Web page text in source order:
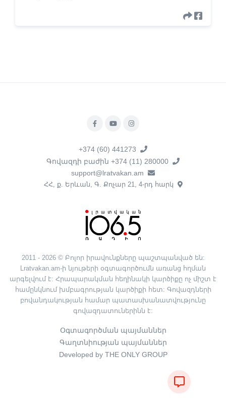
+374 (60) 441273
Գովազդի բաժին +374 (11) 280000
support@lratvakan.am
ՀՀ, ք. Երևան, Գ. Քոչար 21, 4-րդ հարկ
2011 - 2026 © Բոլոր իրավունքները պաշտպանված են:
Lratvakan.am-ի նյութերի օգտագործումն առանց հղման
արգելվում է: Հրապարակման հեղինակի կարծիքը ոչ միշտ է
համընկնում խմբագրության կարծիքի հետ: Գովազդների
բովանդակության համար պատասխանատվությունը
գովազդատուներինն է:
Օգտագործման պայմաններ
Գաղտնիության պայմաններ
Developed by THE ONLY GROUP